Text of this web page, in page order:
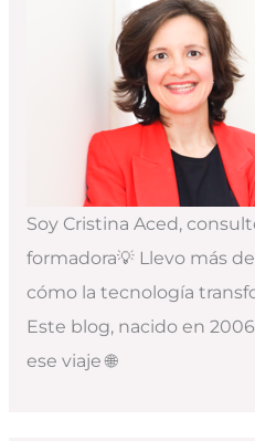
Soy Cristina Aced,
formadora💡 Llevo más
cómo la tecnología
Este blog, nacido en
ese viaje 🌐